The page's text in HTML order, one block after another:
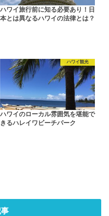
ハワイ旅行前に知る必要あり！日
本とは異なるハワイの法律とは？
ハワイ観光
ハワイのローカル雰囲気を堪能で
きるハレイワビーチパーク